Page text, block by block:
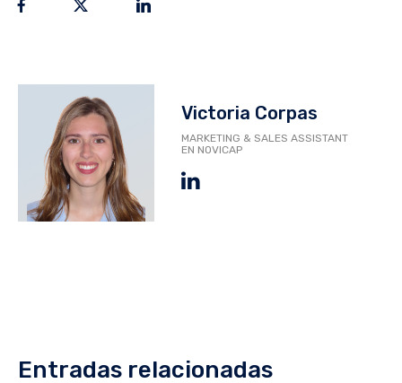
Victoria Corpas
MARKETING & SALES ASSISTANT
EN NOVICAP
Entradas relacionadas